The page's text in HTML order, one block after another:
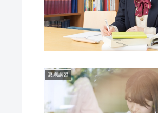
夏期講習